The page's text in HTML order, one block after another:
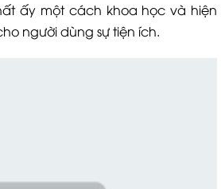
ấy một cách khoa học và hiện
người dùng sự tiện ích.